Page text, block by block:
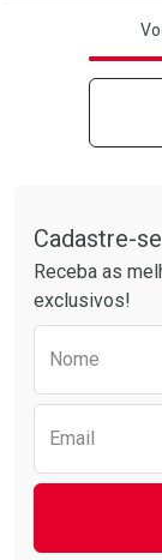
Cadastre-
Receba as
exclusivos!
Nome
Email